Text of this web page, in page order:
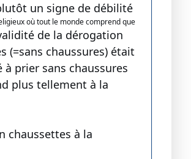
un signe de débilité
où tout le monde comprend que
de la dérogation
(=sans chaussures) était
prier sans chaussures
plus tellement à la
chaussettes à la